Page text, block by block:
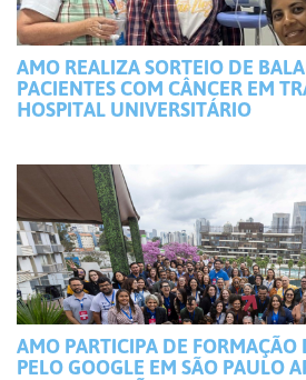
AMO REALIZA SORTEIO DE
PACIENTES COM CÂNCER EM
HOSPITAL UNIVERSITÁRIO
AMO PARTICIPA DE
PELO GOOGLE EM SÃO PAULO